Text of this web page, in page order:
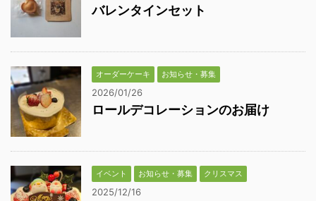
バレンタインセット
オーダーケーキ お知らせ・募集
2026/01/26
ロールデコレーションのお届け
イベント お知らせ・募集 クリスマス
2025/12/16